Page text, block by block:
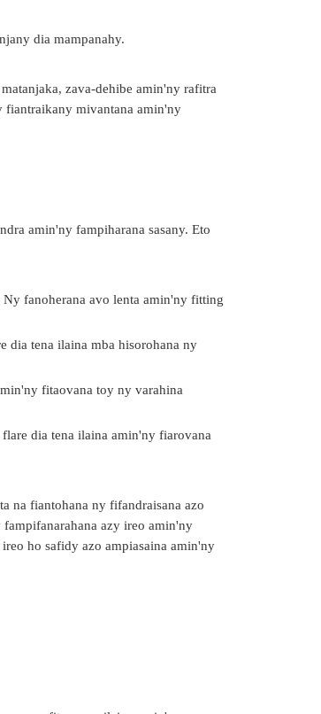
dia mampanahy.
zava-dehibe amin'ny rafitra
fiantraikany mivantana amin'ny
amin'ny fampiharana sasany. Eto
fanoherana avo lenta amin'ny fitting
dia tena ilaina mba hisorohana ny
fitaovana toy ny varahina
dia tena ilaina amin'ny fiarovana
na fiantohana ny fifandraisana azo
azy ireo amin'ny
ho safidy azo ampiasaina amin'ny